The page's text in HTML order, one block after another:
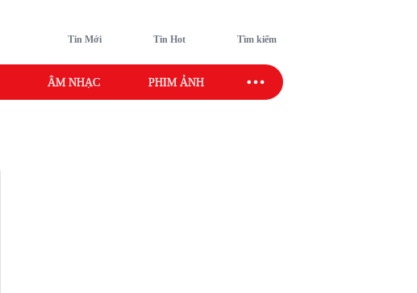
Tin Mới Tin Hot Tìm kiếm
ÂM NHẠC PHIM ẢNH SAO SPORT